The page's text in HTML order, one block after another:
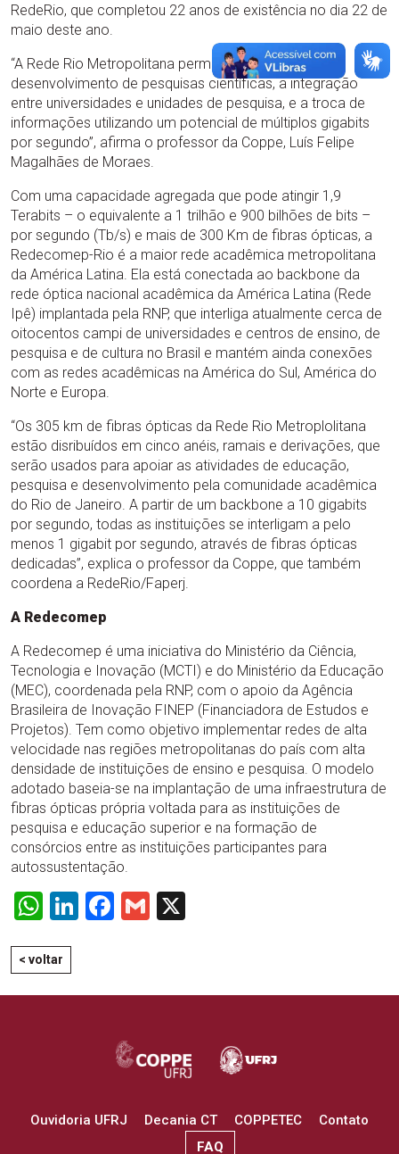
RedeRio, que completou 22 anos de existência no dia 22 de
maio deste ano.
“A Rede Rio Metropolitana permitirá ampliar o
desenvolvimento de pesquisas científicas, a integração
entre universidades e unidades de pesquisa, e a troca de
informações utilizando um potencial de múltiplos gigabits
por segundo”, afirma o professor da Coppe, Luís Felipe
Magalhães de Moraes.
Com uma capacidade agregada que pode atingir 1,9
Terabits – o equivalente a 1 trilhão e 900 bilhões de bits –
por segundo (Tb/s) e mais de 300 Km de fibras ópticas, a
Redecomep-Rio é a maior rede acadêmica metropolitana
da América Latina. Ela está conectada ao backbone da
rede óptica nacional acadêmica da América Latina (Rede
Ipê) implantada pela RNP, que interliga atualmente cerca de
oitocentos campi de universidades e centros de ensino, de
pesquisa e de cultura no Brasil e mantém ainda conexões
com as redes acadêmicas na América do Sul, América do
Norte e Europa.
“Os 305 km de fibras ópticas da Rede Rio Metroplolitana
estão disribuídos em cinco anéis, ramais e derivações, que
serão usados para apoiar as atividades de educação,
pesquisa e desenvolvimento pela comunidade acadêmica
do Rio de Janeiro. A partir de um backbone a 10 gigabits
por segundo, todas as instituições se interligam a pelo
menos 1 gigabit por segundo, através de fibras ópticas
dedicadas”, explica o professor da Coppe, que também
coordena a RedeRio/Faperj.
A Redecomep
A Redecomep é uma iniciativa do Ministério da Ciência,
Tecnologia e Inovação (MCTI) e do Ministério da Educação
(MEC), coordenada pela RNP, com o apoio da Agência
Brasileira de Inovação FINEP (Financiadora de Estudos e
Projetos). Tem como objetivo implementar redes de alta
velocidade nas regiões metropolitanas do país com alta
densidade de instituições de ensino e pesquisa. O modelo
adotado baseia-se na implantação de uma infraestrutura de
fibras ópticas própria voltada para as instituições de
pesquisa e educação superior e na formação de
consórcios entre as instituições participantes para
autossustentação.
WhatsApp
LinkedIn
Facebook
Gmail
< voltar
Ouvidoria UFRJ Decania CT COPPETEC
Contato
FAQ